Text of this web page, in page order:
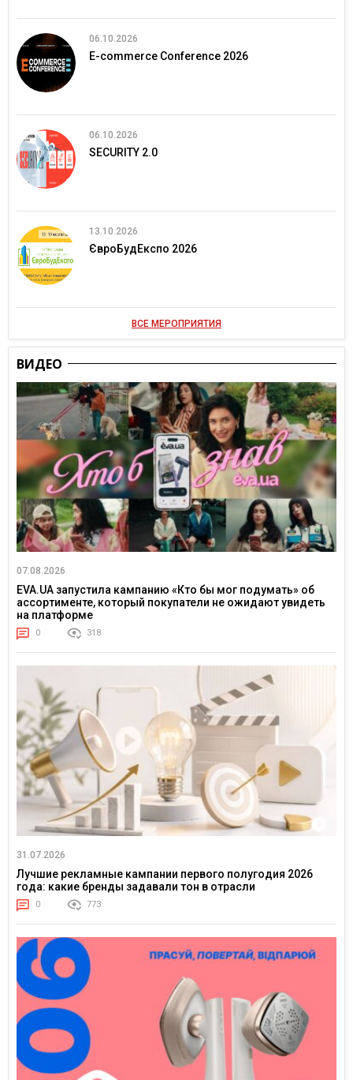
06.10.2026
E-commerce Conference 2026
06.10.2026
SECURITY 2.0
13.10.2026
ЄвроБудЕкспо 2026
ВСЕ МЕРОПРИЯТИЯ
ВИДЕО
07.08.2026
EVA.UA запустила кампанию «Кто бы мог подумать» об
ассортименте, который покупатели не ожидают увидеть
на платформе
0 318
31.07.2026
Лучшие рекламные кампании первого полугодия 2026
года: какие бренды задавали тон в отрасли
0 773